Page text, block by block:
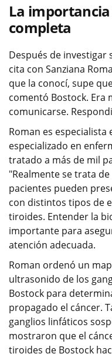
La
completa
Después de investigar
cita con Sanziana
que la conocí, supe
comentó Bostock. Era
comunicarse.
Roman es
especializado en
tratado a más de mil
"Realmente se trata
pacientes pueden
con distintos tipos de
tiroides. Entender la
importante para
atención adecuada.
Roman ordenó un
ultrasonido de los
Bostock para
propagado el cáncer.
ganglios linfáticos
mostraron que el
tiroides de Bostock